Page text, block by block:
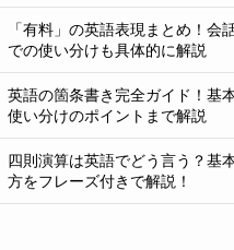
「有料」の英語表現まとめ！会
での使い分けも具体的に解説
英語の箇条書き完全ガイド！基
使い分けのポイントまで解説
四則演算は英語でどう言う？基
方をフレーズ付きで解説！